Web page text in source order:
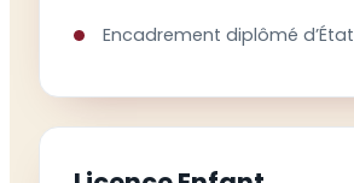
Encadrement diplômé d’État